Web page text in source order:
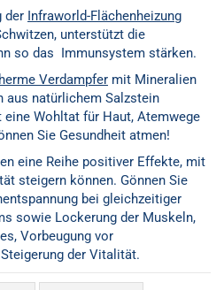
der Infraworld-Flächenheizung
unterstützt die
so das Immunsystem stärken.
Verdampfer mit Mineralien
aus natürlichem Salzstein
Wohltat für Haut, Atemwege
Sie Gesundheit atmen!
eine Reihe positiver Effekte, mit
steigern können. Gönnen Sie
bei gleichzeitiger
sowie Lockerung der Muskeln,
Vorbeugung vor
der Vitalität.